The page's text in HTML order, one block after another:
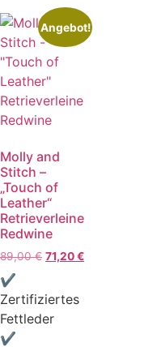
Angebot!
Molly and
Stitch –
„Touch of
Leather“
Retrieverleine
Redwine
89,00€ 71,20€
✔
Zertifiziertes
Fettleder
✔